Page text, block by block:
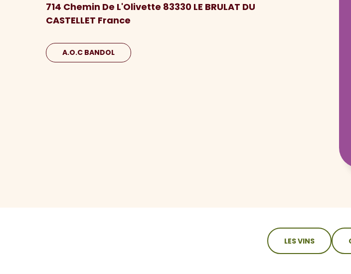
714 Chemin De L'Olivette 83330 LE BRULAT DU
CASTELLET France
A.O.C BANDOL
LES VINS